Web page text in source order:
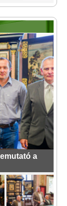
a